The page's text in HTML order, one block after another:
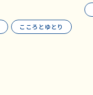
こころとゆとり